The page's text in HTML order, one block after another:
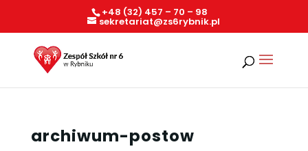
+48 (32) 457 – 70 – 98
sekretariat@zs6rybnik.pl
archiwum-postow